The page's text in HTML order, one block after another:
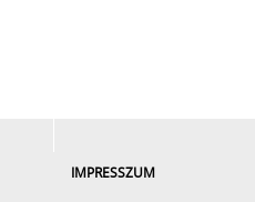
IMPRESSZUM